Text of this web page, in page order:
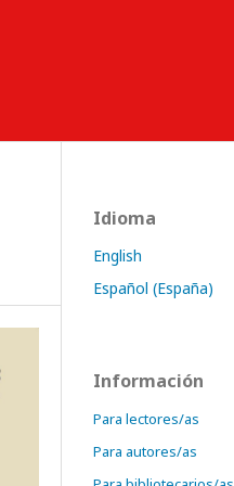
Idioma
English
Español (España)
Información
Para lectores/as
Para autores/as